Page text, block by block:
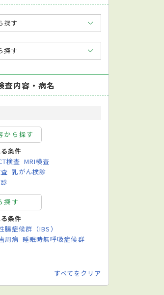
探す
探す
査内容・病名
から探す
条件
検査 MRI検査
乳がん検診
探す
条件
腸症候群（IBS）
周病 睡眠時無呼吸症候群
すべてをクリア